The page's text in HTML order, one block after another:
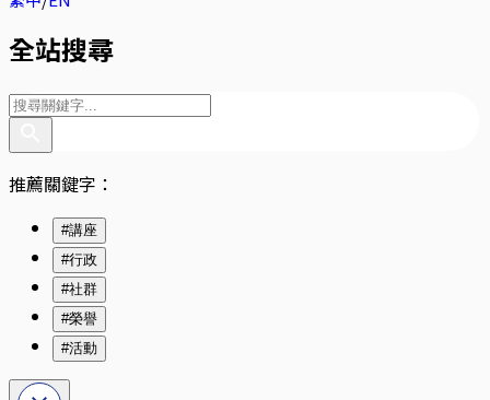
全站搜尋
推薦關鍵字：
#講座
#行政
#社群
#榮譽
#活動